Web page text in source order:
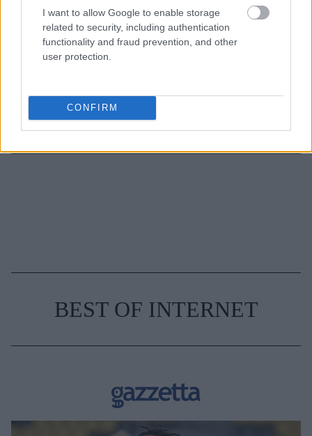
I want to allow Google to enable storage
related to security, including authentication
functionality and fraud prevention, and other
user protection.
CONFIRM
10 διάφανα γαλλικά μανικιούρ για το απόλυτο
clean girl look
TAGS JLO JENNIFER LOPEZ
BEST OF INTERNET